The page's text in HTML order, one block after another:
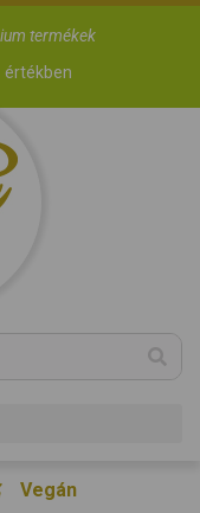
termékek
értékben
Vegán